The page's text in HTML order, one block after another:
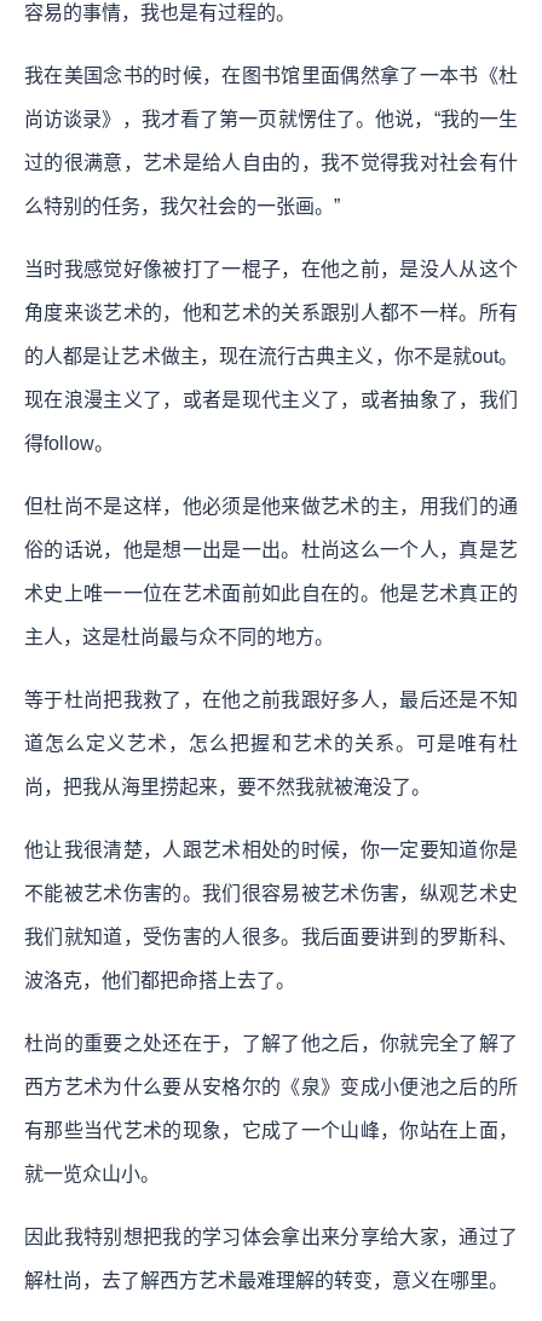
容易的事情，我也是有过程的。
我在美国念书的时候，在图书馆里面偶然拿了一本书《杜
尚访谈录》，我才看了第一页就愣住了。他说，“我的一生
过的很满意，艺术是给人自由的，我不觉得我对社会有什
么特别的任务，我欠社会的一张画。”
当时我感觉好像被打了一棍子，在他之前，是没人从这个
角度来谈艺术的，他和艺术的关系跟别人都不一样。所有
的人都是让艺术做主，现在流行古典主义，你不是就out。
现在浪漫主义了，或者是现代主义了，或者抽象了，我们
得follow。
但杜尚不是这样，他必须是他来做艺术的主，用我们的通
俗的话说，他是想一出是一出。杜尚这么一个人，真是艺
术史上唯一一位在艺术面前如此自在的。他是艺术真正的
主人，这是杜尚最与众不同的地方。
等于杜尚把我救了，在他之前我跟好多人，最后还是不知
道怎么定义艺术，怎么把握和艺术的关系。可是唯有杜
尚，把我从海里捞起来，要不然我就被淹没了。
他让我很清楚，人跟艺术相处的时候，你一定要知道你是
不能被艺术伤害的。我们很容易被艺术伤害，纵观艺术史
我们就知道，受伤害的人很多。我后面要讲到的罗斯科、
波洛克，他们都把命搭上去了。
杜尚的重要之处还在于，了解了他之后，你就完全了解了
西方艺术为什么要从安格尔的《泉》变成小便池之后的所
有那些当代艺术的现象，它成了一个山峰，你站在上面，
就一览众山小。
因此我特别想把我的学习体会拿出来分享给大家，通过了
解杜尚，去了解西方艺术最难理解的转变，意义在哪里。